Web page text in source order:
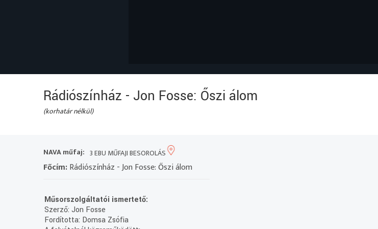
Rádiószínház - Jon Fosse: Őszi álom
(korhatár nélkül)
NAVA műfaj: 3 EBU MŰFAJI BESOROLÁS
Főcím:Rádiószínház - Jon Fosse: Őszi álom
Műsorszolgáltatói ismertető:
Szerző: Jon Fosse
Fordította: Domsa Zsófia